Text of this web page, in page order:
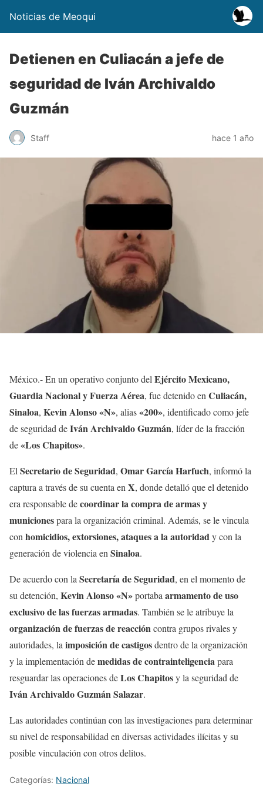
Noticias de Meoqui
Detienen en Culiacán a jefe de
seguridad de Iván Archivaldo
Guzmán
Staff hace 1 año
México.- En un operativo conjunto del Ejército Mexicano,
Guardia Nacional y Fuerza Aérea, fue detenido en Culiacán,
Sinaloa, Kevin Alonso «N», alias«200», identificado como jefe
de seguridad deIván Archivaldo Guzmán, líder de la fracción
de«Los Chapitos».
El Secretario de Seguridad, Omar García Harfuch, informó la
captura a través de su cuenta en X, donde detalló que el detenido
era responsable decoordinar la compra de armas y
municionespara la organización criminal. Además, se le vincula
con homicidios, extorsiones, ataques a la autoridady con la
generación de violencia en Sinaloa.
De acuerdo con la Secretaría de Seguridad, en el momento de
su detención, Kevin Alonso «N»portaba armamento de uso
exclusivo de las fuerzas armadas. También se le atribuye la
organización de fuerzas de reaccióncontra grupos rivales y
autoridades, la imposición de castigosdentro de la organización
y la implementación demedidas de contrainteligenciapara
resguardar las operaciones deLos Chapitosy la seguridad de
Iván Archivaldo Guzmán Salazar.
Las autoridades continúan con las investigaciones para determinar
su nivel de responsabilidad en diversas actividades ilícitas y su
posible vinculación con otros delitos.
Categorías: Nacional